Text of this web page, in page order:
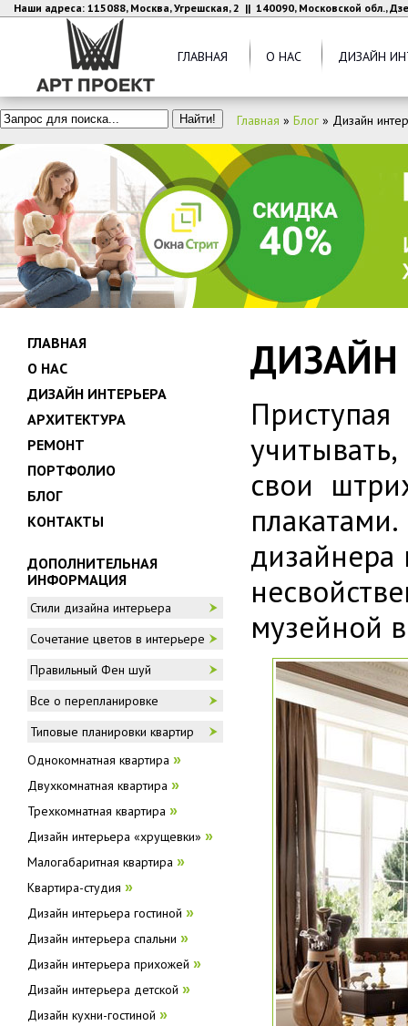
Наши адреса: 115088, Москва, Угрешская, 2 || 140090, Московской обл.,
ГЛАВНАЯ О НАС ДИЗАЙН
Главная » Блог » Дизайн
ДИЗАЙН
свои
дизайнера
музейной
ГЛАВНАЯ
О НАС
ДИЗАЙН ИНТЕРЬЕРА
АРХИТЕКТУРА
РЕМОНТ
ПОРТФОЛИО
БЛОГ
КОНТАКТЫ
ДОПОЛНИТЕЛЬНАЯ
ИНФОРМАЦИЯ
Стили дизайна интерьера
Сочетание цветов в интерьере
Правильный Фен шуй
Все о перепланировке
Типовые планировки квартир
Однокомнатная квартира »
Двухкомнатная квартира »
Трехкомнатная квартира »
Дизайн интерьера «хрущевки» »
Малогабаритная квартира »
Квартира-студия »
Дизайн интерьера гостиной »
Дизайн интерьера спальни »
Дизайн интерьера прихожей »
Дизайн интерьера детской »
Дизайн кухни-гостиной »